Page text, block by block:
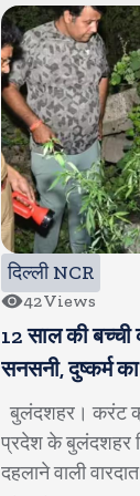
दिल्ली NCR
88Views
हापुड की
भाजपा में शामिल,
पति पर कई
हापुड। करंट
समाज पार्टी से
नगर पालिका